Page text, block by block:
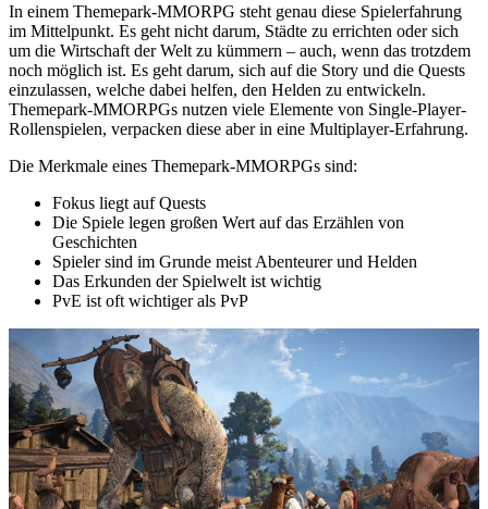
In einem Themepark-MMORPG steht genau diese Spielerfahrung
im Mittelpunkt. Es geht nicht darum, Städte zu errichten oder sich
um die Wirtschaft der Welt zu kümmern – auch, wenn das trotzdem
noch möglich ist. Es geht darum, sich auf die Story und die Quests
einzulassen, welche dabei helfen, den Helden zu entwickeln.
Themepark-MMORPGs nutzen viele Elemente von Single-Player-
Rollenspielen, verpacken diese aber in eine Multiplayer-Erfahrung.
Die Merkmale eines Themepark-MMORPGs sind:
Fokus liegt auf Quests
Die Spiele legen großen Wert auf das Erzählen von
Geschichten
Spieler sind im Grunde meist Abenteurer und Helden
Das Erkunden der Spielwelt ist wichtig
PvE ist oft wichtiger als PvP